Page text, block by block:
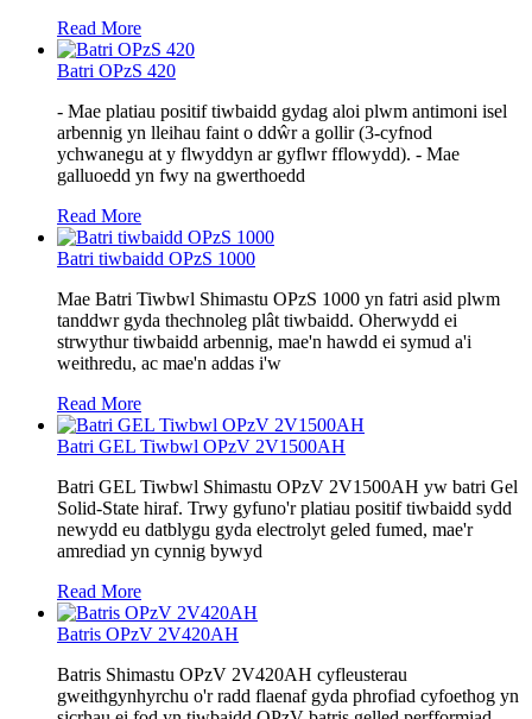
Read More
Batri OPzS 420
- Mae platiau positif tiwbaidd gydag aloi plwm antimoni isel
arbennig yn lleihau faint o ddŵr a gollir (3-cyfnod
ychwanegu at y flwyddyn ar gyflwr fflowydd). - Mae
galluoedd yn fwy na gwerthoedd
Read More
Batri tiwbaidd OPzS 1000
Mae Batri Tiwbwl Shimastu OPzS 1000 yn fatri asid plwm
tanddwr gyda thechnoleg plât tiwbaidd. Oherwydd ei
strwythur tiwbaidd arbennig, mae'n hawdd ei symud a'i
weithredu, ac mae'n addas i'w
Read More
Batri GEL Tiwbwl OPzV 2V1500AH
Batri GEL Tiwbwl Shimastu OPzV 2V1500AH yw batri Gel
Solid-State hiraf. Trwy gyfuno'r platiau positif tiwbaidd sydd
newydd eu datblygu gyda electrolyt geled fumed, mae'r
amrediad yn cynnig bywyd
Read More
Batris OPzV 2V420AH
Batris Shimastu OPzV 2V420AH cyfleusterau
gweithgynhyrchu o'r radd flaenaf gyda phrofiad cyfoethog yn